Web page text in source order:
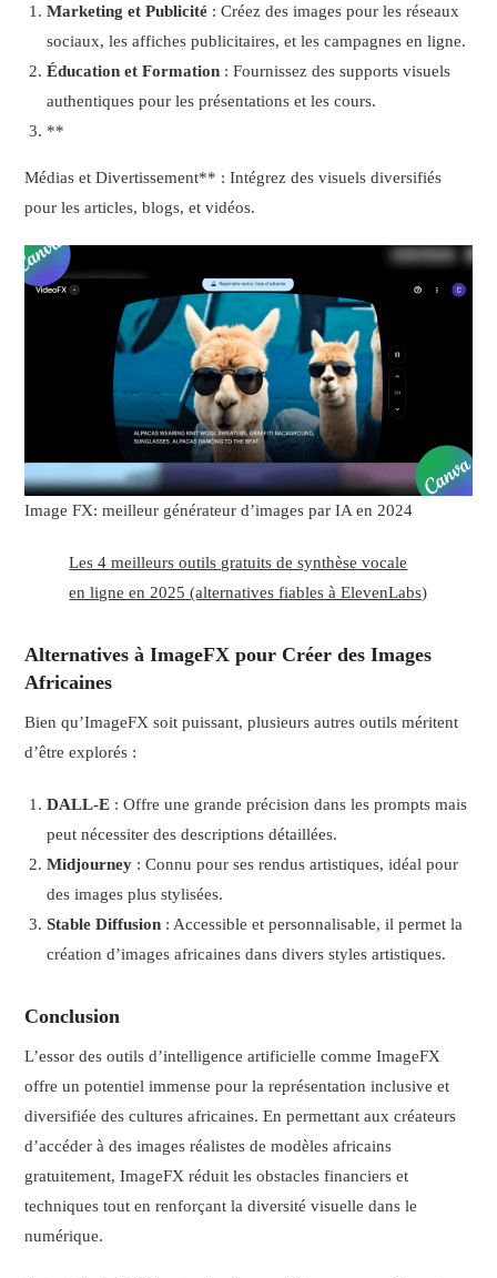
Marketing et Publicité : Créez des images pour les réseaux
sociaux, les affiches publicitaires, et les campagnes en ligne.
Éducation et Formation : Fournissez des supports visuels
authentiques pour les présentations et les cours.
**
Médias et Divertissement** : Intégrez des visuels diversifiés
pour les articles, blogs, et vidéos.
Image FX: meilleur générateur d’images par IA en 2024
Les 4 meilleurs outils gratuits de synthèse vocale
en ligne en 2025 (alternatives fiables à ElevenLabs)
Alternatives à ImageFX pour Créer des Images
Africaines
Bien qu’ImageFX soit puissant, plusieurs autres outils méritent
d’être explorés :
DALL-E : Offre une grande précision dans les prompts mais
peut nécessiter des descriptions détaillées.
Midjourney : Connu pour ses rendus artistiques, idéal pour
des images plus stylisées.
Stable Diffusion : Accessible et personnalisable, il permet la
création d’images africaines dans divers styles artistiques.
Conclusion
L’essor des outils d’intelligence artificielle comme ImageFX
offre un potentiel immense pour la représentation inclusive et
diversifiée des cultures africaines. En permettant aux créateurs
d’accéder à des images réalistes de modèles africains
gratuitement, ImageFX réduit les obstacles financiers et
techniques tout en renforçant la diversité visuelle dans le
numérique.